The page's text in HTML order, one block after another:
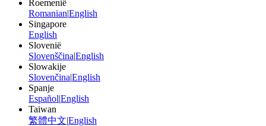
Roemenië
Romanian|English
Singapore
English
Slovenië
Slovenščina|English
Slowakije
Slovenčina|English
Spanje
Español|English
Taiwan
繁體中文|English